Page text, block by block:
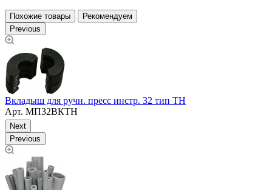
Похожие товары
Рекомендуем
Previous
Вкладыш для ручн. пресс инстр. 32 тип ТН
Арт. МП32ВКТН
Next
Previous